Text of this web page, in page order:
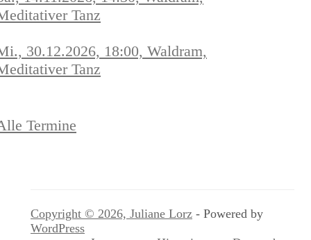
Tanz
30.12.2026, 18:00, Waldram,
Tanz
Termine
Copyright © 2026, Juliane Lorz - Powered by
WordPress